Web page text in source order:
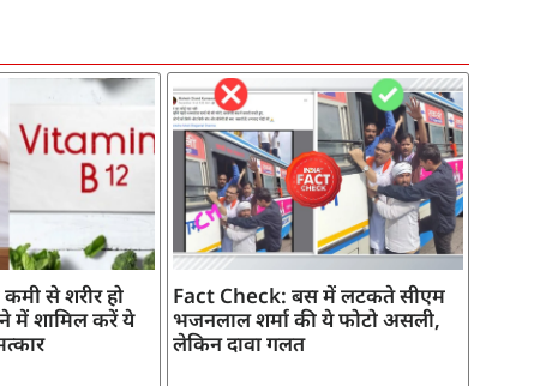
से शरीर हो
में शामिल करें ये
Fact Check: बस में लटकते सीएम
भजनलाल शर्मा की ये फोटो असली,
लेकिन दावा गलत